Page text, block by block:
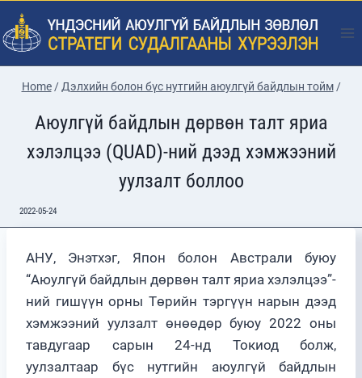
Skip
to
content
Home / Дэлхийн болон бүс нутгийн аюулгүй байдлын тойм /
Аюулгүй байдлын дөрвөн талт яриа
хэлэлцээ (QUAD)-ний дээд хэмжээний
уулзалт боллоо
2022-05-24
АНУ, Энэтхэг, Япон болон Австрали буюу
“Аюулгүй байдлын дөрвөн талт яриа хэлэлцээ”-
ний гишүүн орны Төрийн тэргүүн нарын дээд
хэмжээний уулзалт өнөөдөр буюу 2022 оны
тавдугаар сарын 24-нд Токиод болж,
уулзалтаар бүс нутгийн аюулгүй байдлын